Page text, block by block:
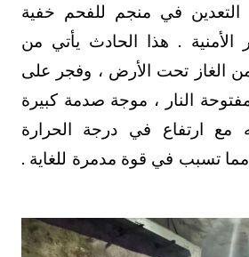
التعدين في منجم للفحم خفية
الأمنية . هذا الحادث يأتي من
الغاز تحت الأرض ، وفجر على
النار ، موجة صدمة كبيرة
مع ارتفاع في درجة الحرارة
مما تسبب في قوة مدمرة للغاية .